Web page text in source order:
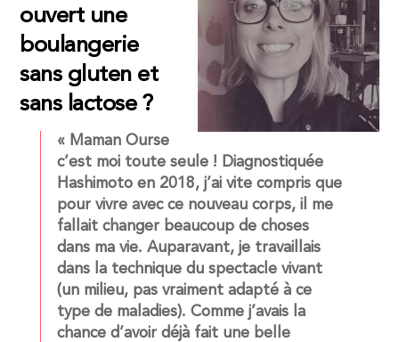
ouvert une
boulangerie
sans gluten et
sans lactose ?
« Maman Ourse
c’est moi toute seule ! Diagnostiquée
Hashimoto en 2018, j’ai vite compris que
pour vivre avec ce nouveau corps, il me
fallait changer beaucoup de choses
dans ma vie. Auparavant, je travaillais
dans la technique du spectacle vivant
(un milieu, pas vraiment adapté à ce
type de maladies). Comme j’avais la
chance d’avoir déjà fait une belle